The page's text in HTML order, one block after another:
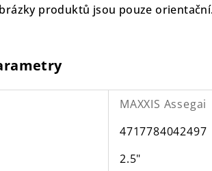
produktů jsou pouze
MAXXIS Assegai
4717784042497
2.5"